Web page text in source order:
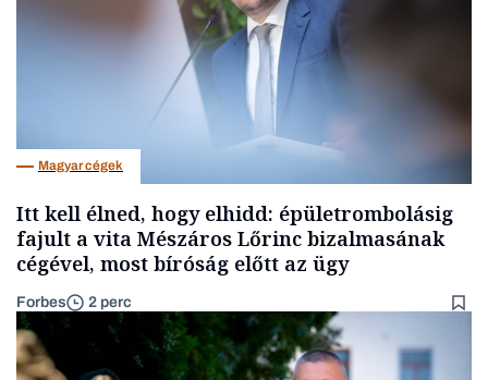
Magyar cégek
Itt kell élned, hogy elhidd: épületrombolásig
fajult a vita Mészáros Lőrinc bizalmasának
cégével, most bíróság előtt az ügy
Forbes 2 perc